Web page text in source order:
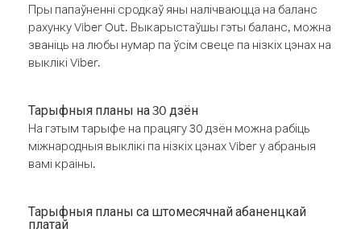
Пры папаўненні сродкаў яны налічваюцца на баланс
рахунку Viber Out. Выкарыстаўшы гэты баланс, можна
званіць на любы нумар па ўсім свеце па нізкіх цэнах на
выклікі Viber.
Тарыфныя планы на 30 дзён
На гэтым тарыфе на працягу 30 дзён можна рабіць
міжнародныя выклікі па нізкіх цэнах Viber у абраныя
вамі краіны.
Тарыфныя планы са штомесячнай абаненцкай
платай